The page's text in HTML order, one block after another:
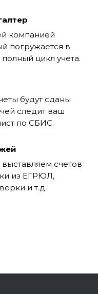
компанией
погружается в
цикл учета.
будут сданы
следит ваш
по СБИС.
счетов
из ЕГРЮЛ,
и т.д.